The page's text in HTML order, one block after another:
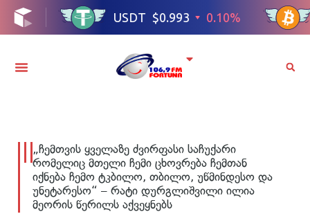
„ჩემთვის ყველაზე ძვირფასი საჩუქარი
რომელიც მთელი ჩემი ცხოვრება ჩემთან
იქნება ჩემო ტკბილო, თბილო, უწმინდესო და
უნეტარესო“ – რატი დურგლიშვილი ილია
მეორის წერილს აქვეყნებს